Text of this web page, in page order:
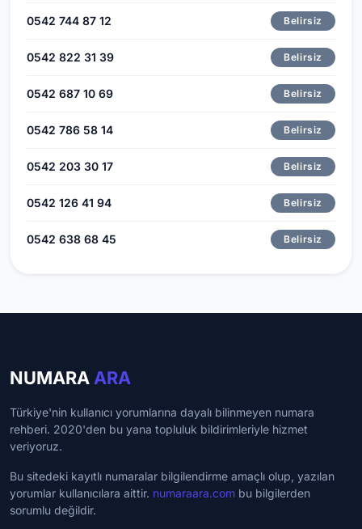
0542 744 87 12 Belirsiz
0542 822 31 39 Belirsiz
0542 687 10 69 Belirsiz
0542 786 58 14 Belirsiz
0542 203 30 17 Belirsiz
0542 126 41 94 Belirsiz
0542 638 68 45 Belirsiz
NUMARA ARA
Türkiye'nin kullanıcı yorumlarına dayalı bilinmeyen numara
rehberi. 2020'den bu yana topluluk bildirimleriyle hizmet
veriyoruz.
Bu sitedeki kayıtlı numaralar bilgilendirme amaçlı olup, yazılan
yorumlar kullanıcılara aittir. numaraara.com bu bilgilerden
sorumlu değildir.